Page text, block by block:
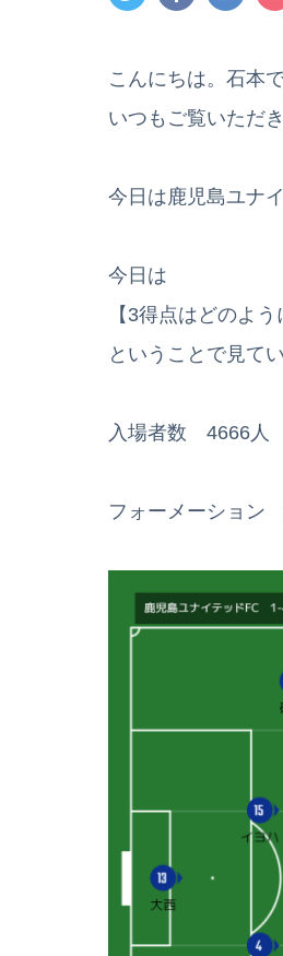
こんにちは。石本で
いつもご覧いただ
今日は鹿児島ユナ
今日は
【3得点はどのよ
ということで見て
入場者数 4666人
フォーメーション